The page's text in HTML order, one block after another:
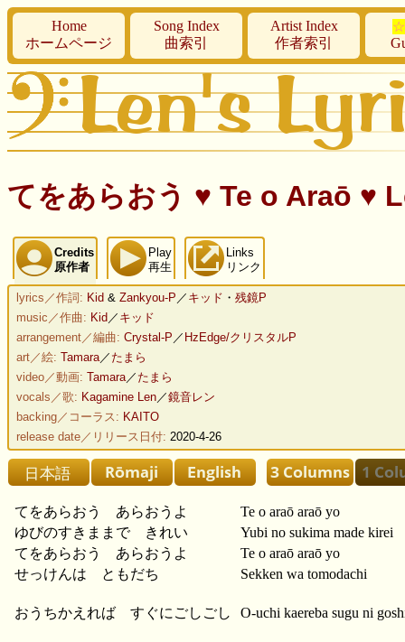
Home
ホームページ
Song Index
曲索引
Artist Index
作者索引
てをあらおう ♥ Te o Araō ♥
Credits
原作者
Play
再生
Links
リンク
lyrics／作詞: Kid & Zankyou-P ／ キッド ・ 残鏡P
music／作曲: Kid ／ キッド
arrangement／編曲: Crystal-P ／ HzEdge/クリスタルP
art／絵: Tamara ／ たまら
video／動画: Tamara ／ たまら
vocals／歌: Kagamine Len ／鏡音レン
backing／コーラス: KAITO
release date／リリース日付: 2020-4-26
てをあらおう あらおうよ
Te o araō araō yo
ゆびのすきままで きれい
Yubi no sukima made kirei
てをあらおう あらおうよ
Te o araō araō yo
せっけんは ともだち
Sekken wa tomodachi
おうちかえれば すぐにごしごし O-uchi kaereba sugu ni